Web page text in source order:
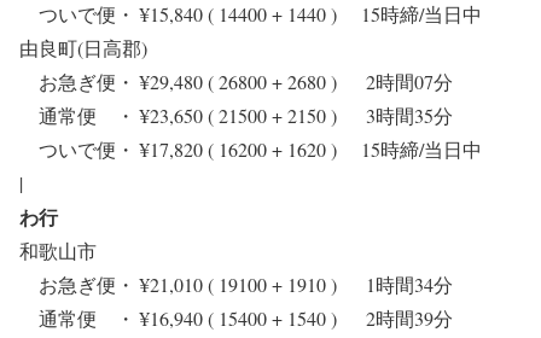
ついで便・ ¥15,840 ( 14400 + 1440 ) 15時締/当日中
由良町(日高郡)
お急ぎ便・ ¥29,480 ( 26800 + 2680 ) 2時間07分
通常便 ・ ¥23,650 ( 21500 + 2150 ) 3時間35分
ついで便・ ¥17,820 ( 16200 + 1620 ) 15時締/当日中
|
わ行
和歌山市
お急ぎ便・ ¥21,010 ( 19100 + 1910 ) 1時間34分
通常便 ・ ¥16,940 ( 15400 + 1540 ) 2時間39分